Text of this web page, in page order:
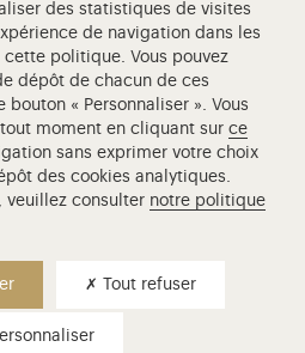
de Versailles
de Versailles
Européenne
du domaine de Versailles
des statistiques de visites
de navigation dans les
politique. Vous pouvez
dépôt de chacun de ces
« Personnaliser ». Vous
tout moment en cliquant surce
sans exprimer votre choix
des cookies analytiques.
veuillez consulter notre politique
Tout refuser